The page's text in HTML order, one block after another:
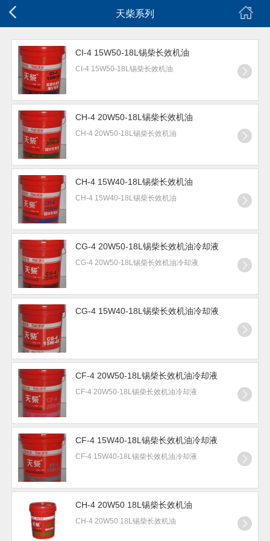
天柴系列
CI-4 15W50-18L锡柴长效机油
CI-4 15W50-18L锡柴长效机油
CH-4 20W50-18L锡柴长效机油
CH-4 20W50-18L锡柴长效机油
CH-4 15W40-18L锡柴长效机油
CH-4 15W40-18L锡柴长效机油
CG-4 20W50-18L锡柴长效机油冷却液
CG-4 20W50-18L锡柴长效机油冷却液
CG-4 15W40-18L锡柴长效机油冷却液
CF-4 20W50-18L锡柴长效机油冷却液
CF-4 20W50-18L锡柴长效机油冷却液
CF-4 15W40-18L锡柴长效机油冷却液
CF-4 15W40-18L锡柴长效机油冷却液
CH-4 20W50 18L锡柴长效机油
CH-4 20W50 18L锡柴长效机油